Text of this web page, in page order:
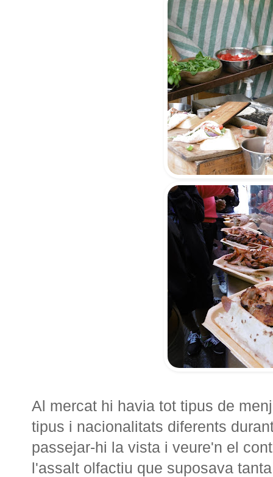
Al mercat hi havia tot tipus de
tipus i nacionalitats diferents
passejar-hi la vista i veure'n el
l'assalt olfactiu que suposava